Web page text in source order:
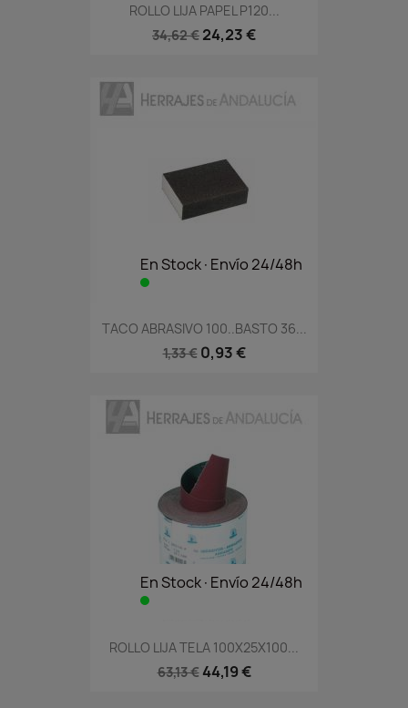
ROLLO LIJA PAPEL P120...
34,62 € 24,23 €
En Stock·Envío 24/48h
TACO ABRASIVO 100..BASTO 36...
1,33 € 0,93 €
En Stock·Envío 24/48h
ROLLO LIJA TELA 100X25X100...
63,13 € 44,19 €